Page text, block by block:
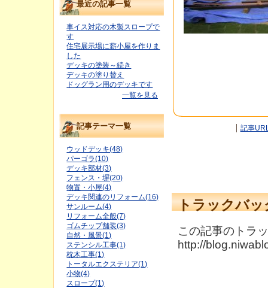
記事
トラックバッ
この記事のトラ
http://
最近の記事一覧
車イス対応の木製スロープで
す
住宅展示場に薪小屋を作りま
した
デッキの塗装～続き
デッキの塗り替え
ドッグラン用のデッキです
一覧を見る
記事テーマ一覧
ウッドデッキ(48)
パーゴラ(10)
デッキ部材(3)
フェンス・塀(20)
物置・小屋(4)
デッキ関連のリフォーム(16)
サンルーム(4)
リフォーム全般(7)
ゴムチップ舗装(3)
自然・風景(1)
ステンシル工事(1)
枕木工事(1)
トータルエクステリア(1)
小物(4)
スロープ(1)